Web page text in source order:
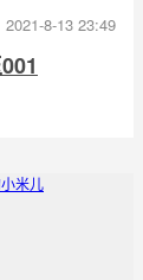
2021-8-13 23:49